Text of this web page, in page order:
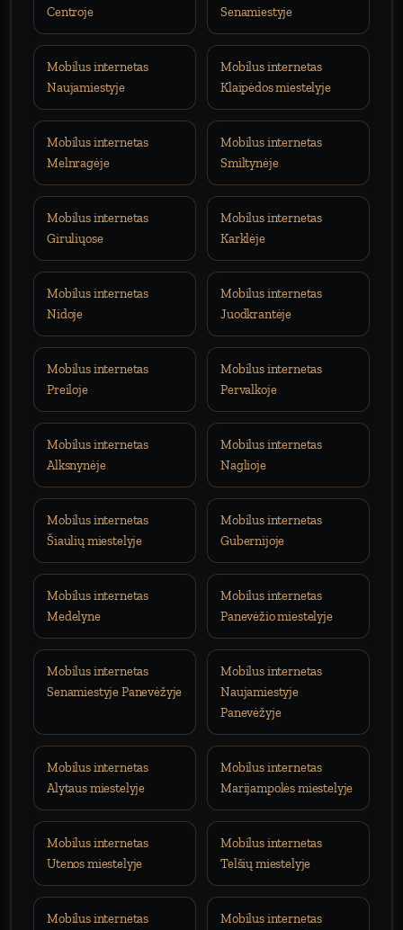
Centroje
Senamiestyje
Mobilus internetas
Naujamiestyje
Mobilus internetas
Klaipėdos miestelyje
Mobilus internetas
Melnragėje
Mobilus internetas
Smiltynėje
Mobilus internetas
Giruliųose
Mobilus internetas
Karklėje
Mobilus internetas
Nidoje
Mobilus internetas
Juodkrantėje
Mobilus internetas
Preiloje
Mobilus internetas
Pervalkoje
Mobilus internetas
Alksnynėje
Mobilus internetas
Naglioje
Mobilus internetas
Šiaulių miestelyje
Mobilus internetas
Gubernijoje
Mobilus internetas
Medelyne
Mobilus internetas
Panevėžio miestelyje
Mobilus internetas
Senamiestyje Panevėžyje
Mobilus internetas
Naujamiestyje
Panevėžyje
Mobilus internetas
Alytaus miestelyje
Mobilus internetas
Marijampolės miestelyje
Mobilus internetas
Utenos miestelyje
Mobilus internetas
Telšių miestelyje
Mobilus internetas
Mobilus internetas